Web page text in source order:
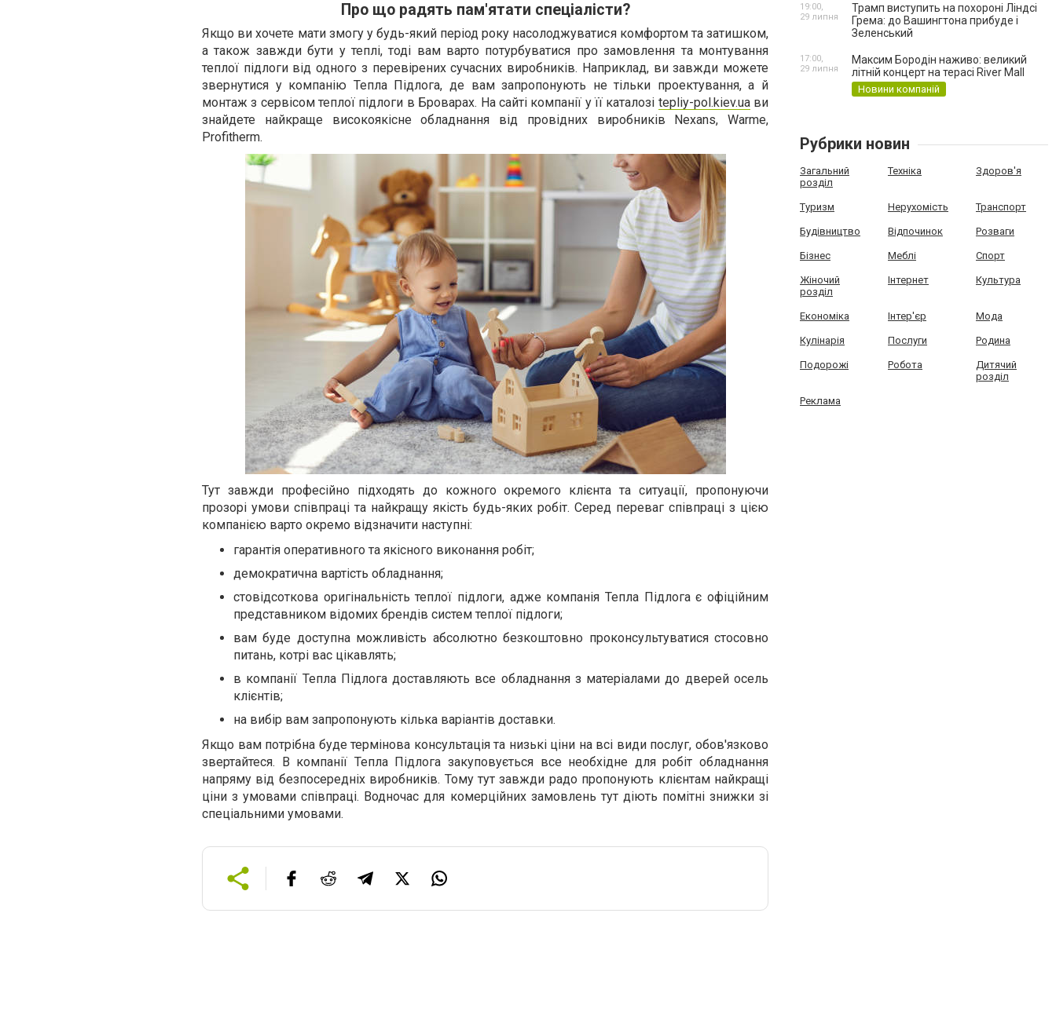
Про що радять пам'ятати спеціалісти?
Якщо ви хочете мати змогу у будь-який період року насолоджуватися комфортом та затишком,
а також завжди бути у теплі, тоді вам варто потурбуватися про замовлення та монтування
теплої підлоги від одного з перевірених сучасних виробників. Наприклад, ви завжди можете
звернутися у компанію Тепла Підлога, де вам запропонують не тільки проектування, а й
монтаж з сервісом теплої підлоги в Броварах. На сайті компанії у її каталозі tepliy-pol.kiev.uaви
знайдете найкраще високоякісне обладнання від провідних виробників Nexans, Warme,
Profitherm.
Тут завжди професійно підходять до кожного окремого клієнта та ситуації, пропонуючи
прозорі умови співпраці та найкращу якість будь-яких робіт. Серед переваг співпраці з цією
компанією варто окремо відзначити наступні:
гарантія оперативного та якісного виконання робіт;
демократична вартість обладнання;
стовідсоткова оригінальність теплої підлоги, адже компанія Тепла Підлога є офіційним
представником відомих брендів систем теплої підлоги;
вам буде доступна можливість абсолютно безкоштовно проконсультуватися стосовно
питань, котрі вас цікавлять;
в компанії Тепла Підлога доставляють все обладнання з матеріалами до дверей осель
клієнтів;
на вибір вам запропонують кілька варіантів доставки.
Якщо вам потрібна буде термінова консультація та низькі ціни на всі види послуг, обов'язково
звертайтеся. В компанії Тепла Підлога закуповується все необхідне для робіт обладнання
напряму від безпосередніх виробників. Тому тут завжди радо пропонують клієнтам найкращі
ціни з умовами співпраці. Водночас для комерційних замовлень тут діють помітні знижки зі
спеціальними умовами.
Трамп виступить на похороні Ліндсі
Грема: до Вашингтона прибуде і
Зеленський
19:00,
29 липня
Максим Бородін наживо: великий
літній концерт на терасі River Mall
Новини компаній
17:00,
29 липня
Рубрики новин
Загальний
розділ
Техніка Здоров'я
Туризм Нерухомість Транспорт
Будівництво Відпочинок Розваги
Бізнес Меблі Спорт
Жіночий
розділ
Інтернет Культура
Економіка Інтер'єр Мода
Кулінарія Послуги Родина
Подорожі Робота
Дитячий
розділ
Реклама